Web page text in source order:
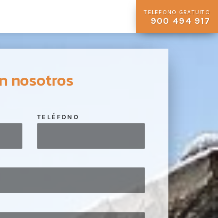
TELEFONO GRATUITO
900 494 917
nosotros
TELÉFONO